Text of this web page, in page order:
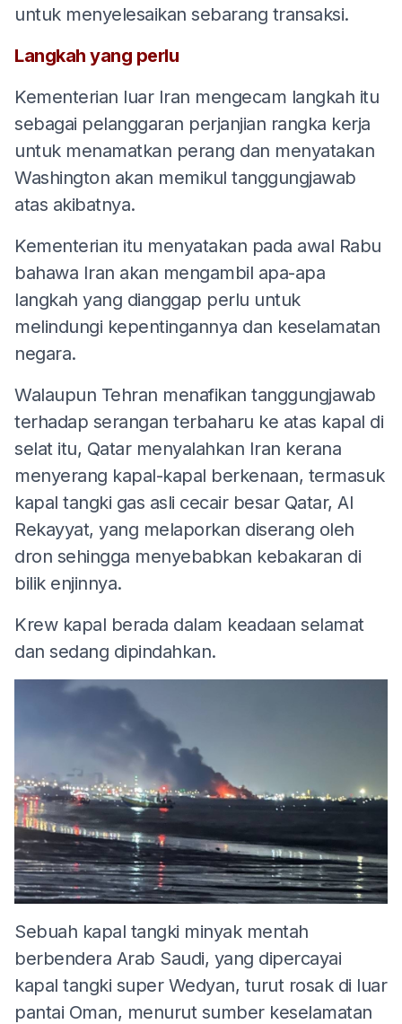
untuk menyelesaikan sebarang transaksi.
Langkah yang perlu
Kementerian luar Iran mengecam langkah itu
sebagai pelanggaran perjanjian rangka kerja
untuk menamatkan perang dan menyatakan
Washington akan memikul tanggungjawab
atas akibatnya.
Kementerian itu menyatakan pada awal Rabu
bahawa Iran akan mengambil apa-apa
langkah yang dianggap perlu untuk
melindungi kepentingannya dan keselamatan
negara.
Walaupun Tehran menafikan tanggungjawab
terhadap serangan terbaharu ke atas kapal di
selat itu, Qatar menyalahkan Iran kerana
menyerang kapal-kapal berkenaan, termasuk
kapal tangki gas asli cecair besar Qatar, Al
Rekayyat, yang melaporkan diserang oleh
dron sehingga menyebabkan kebakaran di
bilik enjinnya.
Krew kapal berada dalam keadaan selamat
dan sedang dipindahkan.
Sebuah kapal tangki minyak mentah
berbendera Arab Saudi, yang dipercayai
kapal tangki super Wedyan, turut rosak di luar
pantai Oman, menurut sumber keselamatan